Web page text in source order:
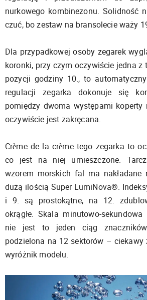
nurkowego kombinezonu. Solidność
czuć, bo zestaw na bransolecie waży
Dla przypadkowej osoby zegarek
koronki, przy czym oczywiście jedna z
pozycji godziny 10., to
regulacji zegarka dokonuje się
pomiędzy dwoma występami koperty
oczywiście jest zakręcana.
Crème de la crème tego zegarka to
co jest na niej umieszczone.
wzorem morskich fal ma nakładane
dużą ilością Super LumiNova®.
i 9. są prostokątne, na 12.
okrągłe. Skala minutowo-
nie jest to jeden ciąg
podzielona na 12 sektorów –
wyróżnik modelu.